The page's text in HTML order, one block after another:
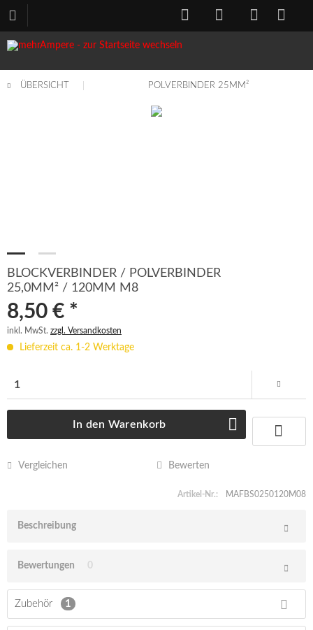
ÜBERSICHT POLVERBINDER 25MM²
BLOCKVERBINDER / POLVERBINDER
25,0MM² / 120MM M8
8,50 € *
inkl. MwSt. zzgl. Versandkosten
Lieferzeit ca. 1-2 Werktage
In den Warenkorb
Vergleichen Bewerten
Artikel-Nr.: MAFBS0250120M08
Beschreibung
Bewertungen 0
Zubehör 1